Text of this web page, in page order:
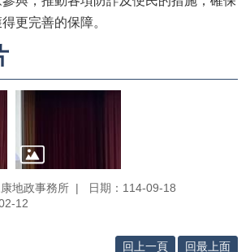
更完善的保障。
地政事務所
日期：114-09-18
12
回上一頁 回最上面